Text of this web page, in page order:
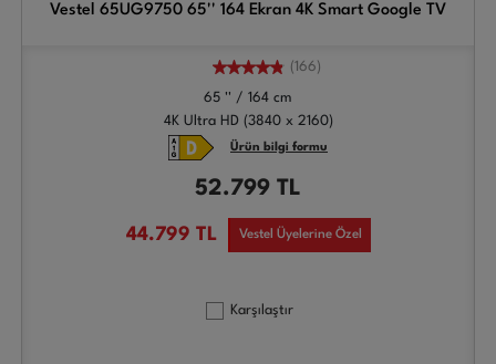
Vestel 65UG9750 65'' 164 Ekran 4K Smart Google TV
(166)
65 '' / 164 cm
4K Ultra HD (3840 x 2160)
Ürün bilgi formu
52.799 TL
44.799 TL Vestel Üyelerine Özel
Karşılaştır